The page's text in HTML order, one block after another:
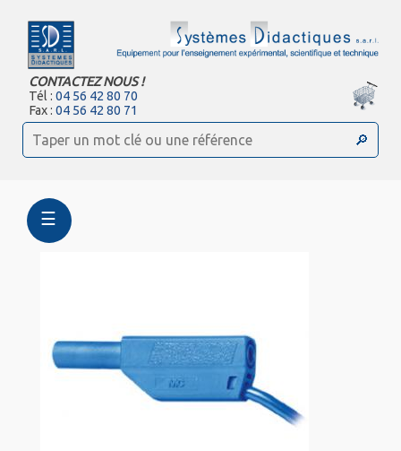
CONTACTEZ NOUS !
Tél :04 56 42 80 70
Fax :04 56 42 80 71
☰